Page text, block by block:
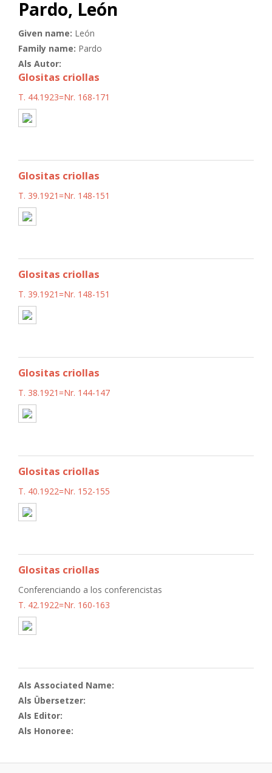
Pardo, León
Given name: León
Family name: Pardo
Als Autor:
Glositas criollas
T. 44.1923=Nr. 168-171
Glositas criollas
T. 39.1921=Nr. 148-151
Glositas criollas
T. 39.1921=Nr. 148-151
Glositas criollas
T. 38.1921=Nr. 144-147
Glositas criollas
T. 40.1922=Nr. 152-155
Glositas criollas
Conferenciando a los conferencistas
T. 42.1922=Nr. 160-163
Als Associated Name:
Als Übersetzer:
Als Editor:
Als Honoree: